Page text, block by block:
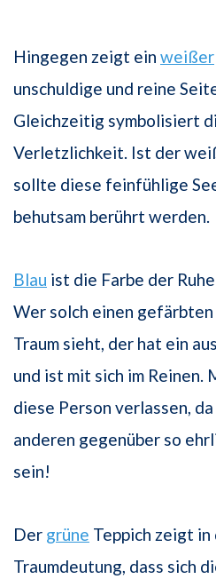
Hingegen zeigt ein weißer
unschuldige und reine
Gleichzeitig symbolisiert
Verletzlichkeit. Ist der
sollte diese feinfühlige
behutsam berührt werden.
Blau ist die Farbe der
Wer solch einen gefärbten
Traum sieht, der hat ein
und ist mit sich im Reinen.
diese Person verlassen,
anderen gegenüber so
sein!
Der grüne Teppich zeigt
Traumdeutung, dass sich